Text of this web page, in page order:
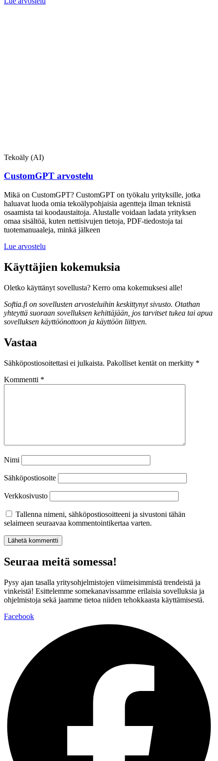
Tekoäly (AI)
CustomGPT arvostelu
Mikä on CustomGPT? CustomGPT on työkalu yrityksille, jotka
haluavat luoda omia tekoälypohjaisia agentteja ilman teknistä
osaamista tai koodaustaitoja. Alustalle voidaan ladata yrityksen
omaa sisältöä, kuten nettisivujen tietoja, PDF-tiedostoja tai
tuotemanuaaleja, minkä jälkeen
Lue arvostelu
Käyttäjien kokemuksia
Oletko käyttänyt sovellusta? Kerro oma kokemuksesi alle!
Softia.fi on sovellusten arvosteluihin keskittynyt sivusto. Otathan
yhteyttä suoraan sovelluksen kehittäjään, jos tarvitset tukea tai apua
sovelluksen käyttöönottoon ja käyttöön liittyen.
Vastaa
Sähköpostiosoitettasi ei julkaista. Pakolliset kentät on merkitty *
Kommentti *
Nimi
Sähköpostiosoite
Verkkosivusto
Tallenna nimeni, sähköpostiosoitteeni ja sivustoni tähän
selaimeen seuraavaa kommentointikertaa varten.
Seuraa meitä somessa!
Pysy ajan tasalla yritysohjelmistojen viimeisimmistä trendeistä ja
vinkeistä! Esittelemme somekanavissamme erilaisia sovelluksia ja
ohjelmistoja sekä jaamme tietoa niiden tehokkaasta käyttämisestä.
Facebook